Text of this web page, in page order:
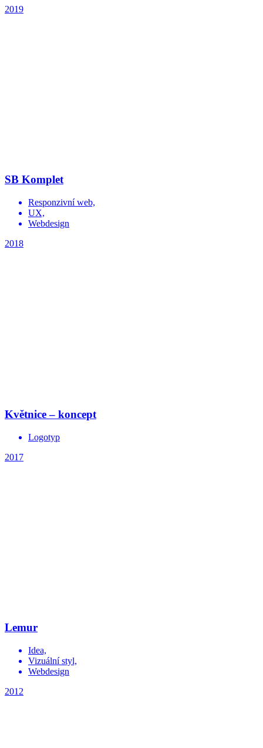
2019
SB Komplet
Responzivní web,
UX,
Webdesign
2018
Květnice – koncept
Logotyp
2017
Lemur
Idea,
Vizuální styl,
Webdesign
2012